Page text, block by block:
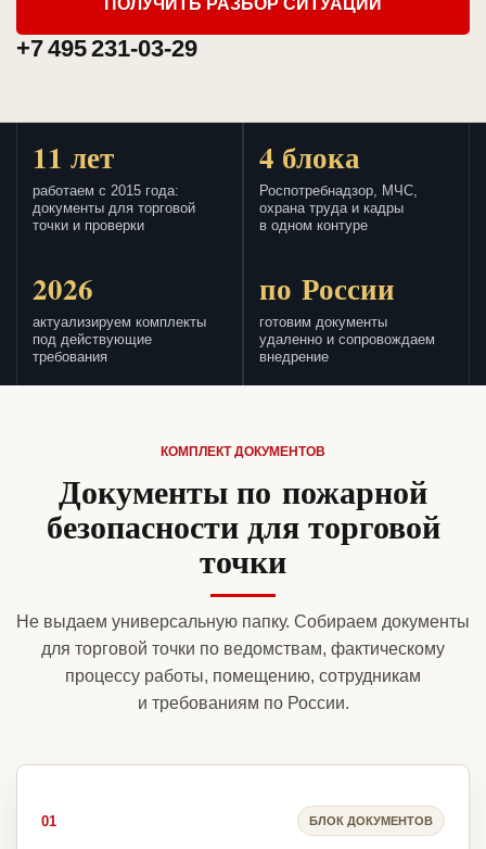
+7 495 231-03-29
11 лет
работаем с 2015 года:
документы для торговой
точки и проверки
4 блока
Роспотребнадзор, МЧС,
охрана труда и кадры
в одном контуре
2026
актуализируем комплекты
под действующие
требования
по России
готовим документы
удаленно и сопровождаем
внедрение
КОМПЛЕКТ ДОКУМЕНТОВ
Документы по пожарной
безопасности для торговой
точки
Не выдаем универсальную папку. Собираем документы
для торговой точки по ведомствам, фактическому
процессу работы, помещению, сотрудникам
и требованиям по России.
01 БЛОК ДОКУМЕНТОВ